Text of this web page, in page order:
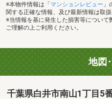
※本物件情報は「 マンションレビュー 」
関する正確な情報、及び最新情報は取
※当情報を基に発生した損害等につい
ご理解の上ご利用ください。
地図
千葉県白井市南山1丁目5